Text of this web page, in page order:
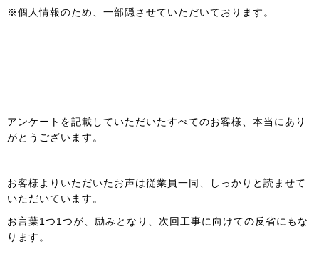
※個人情報のため、一部隠させていただいております。
アンケートを記載していただいたすべてのお客様、本当にあり
がとうございます。
お客様よりいただいたお声は従業員一同、しっかりと読ませて
いただいています。
お言葉1つ1つが、励みとなり、次回工事に向けての反省にもな
ります。